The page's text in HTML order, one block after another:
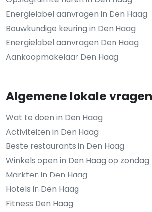
Energielabel aanvragen in Den Haag
Bouwkundige keuring in Den Haag
Energielabel aanvragen Den Haag
Aankoopmakelaar Den Haag
Algemene lokale vragen
Wat te doen in Den Haag
Activiteiten in Den Haag
Beste restaurants in Den Haag
Winkels open in Den Haag op zondag
Markten in Den Haag
Hotels in Den Haag
Fitness Den Haag